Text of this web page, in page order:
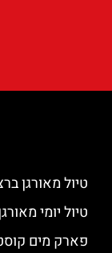
טיול מאורגן
טיול יומי
פארק מים